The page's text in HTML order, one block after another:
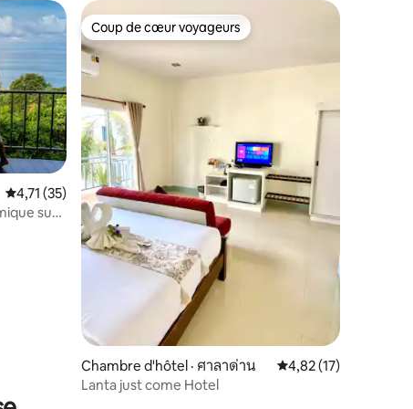
Note moyenne de 4,71 sur 5, 35 commentaires
4,71 (35)
sur
Coup de cœur voyageurs
Coup de cœur voyageurs
Chambre d'hôtel · ศาลาด่าน Note moyenne de
4,82 (17)
Lanta just come Hotel